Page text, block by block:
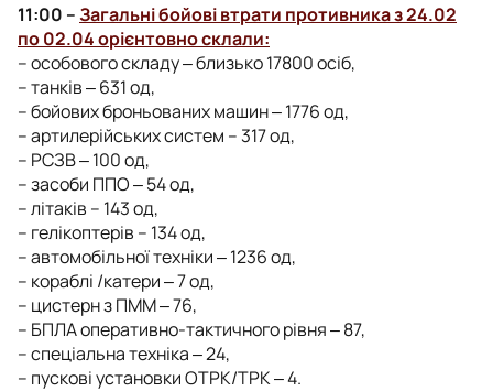
11:00 –Загальні бойові втрати противника з 24.02
по 02.04 орієнтовно склали:
– особового складу ‒ близько 17800 осіб,
– танків ‒ 631 од,
– бойових броньованих машин ‒ 1776 од,
– артилерійських систем – 317 од,
– РСЗВ ‒ 100 од,
– засоби ППО ‒ 54 од,
– літаків – 143 од,
– гелікоптерів – 134 од,
– автомобільної техніки ‒ 1236 од,
– кораблі /катери ‒ 7 од,
– цистерн з ПММ ‒ 76,
– БПЛА оперативно-тактичного рівня ‒ 87,
– спеціальна техніка ‒ 24,
– пускові установки ОТРК/ТРК ‒ 4.